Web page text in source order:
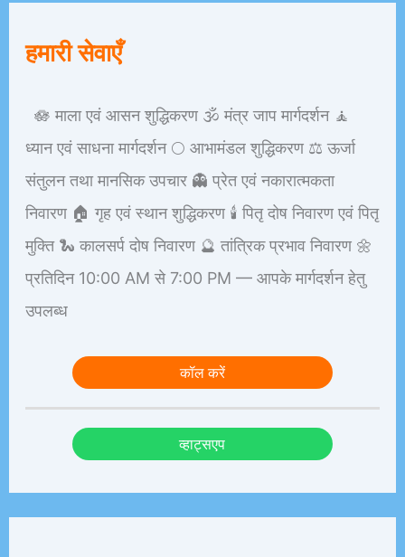
हमारी सेवाएँ
🪷 माला एवं आसन शुद्धिकरण 🕉️ मंत्र जाप मार्गदर्शन 🧘
ध्यान एवं साधना मार्गदर्शन 🌕 आभामंडल शुद्धिकरण ⚖️ ऊर्जा
संतुलन तथा मानसिक उपचार 👻 प्रेत एवं नकारात्मकता
निवारण 🏠 गृह एवं स्थान शुद्धिकरण 🕯️ पितृ दोष निवारण एवं पितृ
मुक्ति 🐍 कालसर्प दोष निवारण 🔮 तांत्रिक प्रभाव निवारण 🌼
प्रतिदिन 10:00 AM से 7:00 PM — आपके मार्गदर्शन हेतु
उपलब्ध
कॉल करें
व्हाट्सएप